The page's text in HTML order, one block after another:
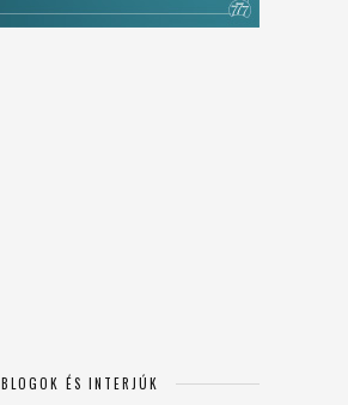
BLOGOK ÉS INTERJÚK